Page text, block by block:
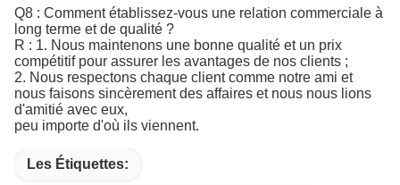
Q8 : Comment établissez-vous une relation commerciale à
long terme et de qualité ?
R : 1. Nous maintenons une bonne qualité et un prix
compétitif pour assurer les avantages de nos clients ;
2. Nous respectons chaque client comme notre ami et
nous faisons sincèrement des affaires et nous nous lions
d'amitié avec eux,
peu importe d'où ils viennent.
Les Étiquettes: